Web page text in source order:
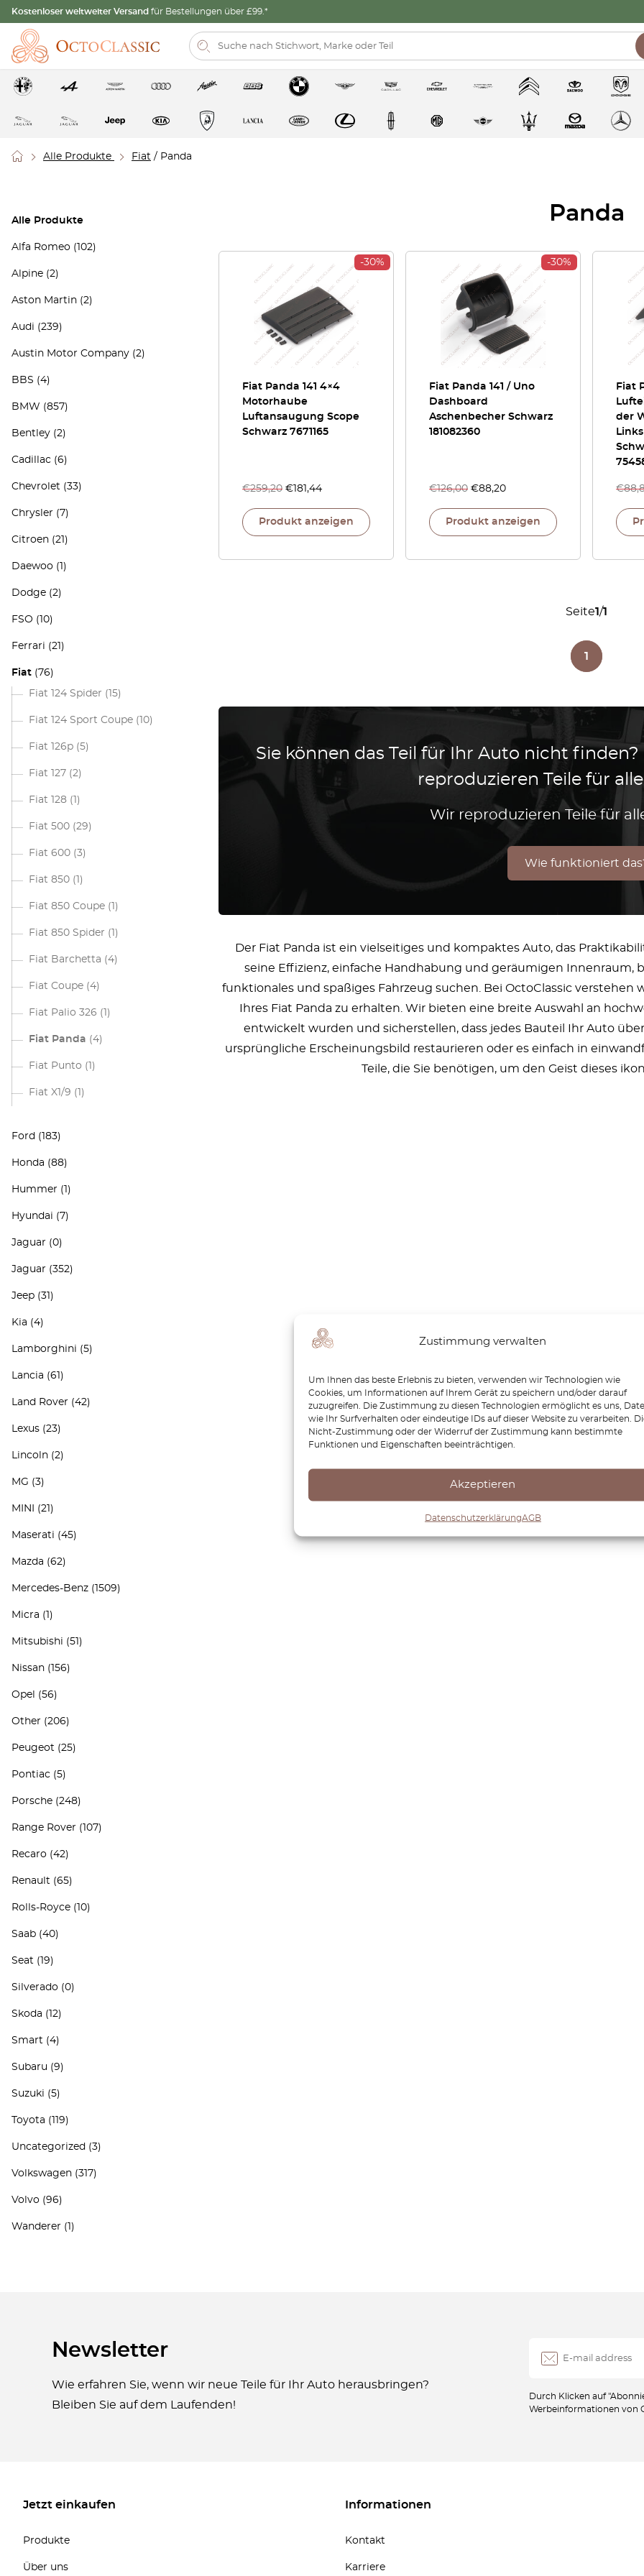
Zustimmung verwalten
Um Ihnen das beste Erlebnis zu bieten, verwenden wir Technologien wie
Cookies, um Informationen auf Ihrem Gerät zu speichern und/oder darauf
zuzugreifen. Die Zustimmung zu diesen Technologien ermöglicht es uns,
wie Ihr Surfverhalten oder eindeutige IDs auf dieser Website zu verarbeiten.
Nicht-Zustimmung oder der Widerruf der Zustimmung kann bestimmte
Funktionen und Eigenschaften beeinträchtigen.
Akzeptieren
DatenschutzerklärungAGB
Kostenloser weltweiter Versand für Bestellungen über £99.*
Alle Produkte Fiat / Panda
Alle Produkte
Alfa Romeo (102)
Alpine (2)
Aston Martin (2)
Audi (239)
Austin Motor Company (2)
BBS (4)
BMW (857)
Bentley (2)
Cadillac (6)
Chevrolet (33)
Chrysler (7)
Citroen (21)
Daewoo (1)
Dodge (2)
FSO (10)
Ferrari (21)
Fiat (76)
Fiat 124 Spider (15)
Fiat 124 Sport Coupe (10)
Fiat 126p (5)
Fiat 127 (2)
Fiat 128 (1)
Fiat 500 (29)
Fiat 600 (3)
Fiat 850 (1)
Fiat 850 Coupe (1)
Fiat 850 Spider (1)
Fiat Barchetta (4)
Fiat Coupe (4)
Fiat Palio 326 (1)
Fiat Panda (4)
Fiat Punto (1)
Fiat X1/9 (1)
Ford (183)
Honda (88)
Hummer (1)
Hyundai (7)
Jaguar (0)
Jaguar (352)
Jeep (31)
Kia (4)
Lamborghini (5)
Lancia (61)
Land Rover (42)
Lexus (23)
Lincoln (2)
MG (3)
MINI (21)
Maserati (45)
Mazda (62)
Mercedes-Benz (1509)
Micra (1)
Mitsubishi (51)
Nissan (156)
Opel (56)
Other (206)
Peugeot (25)
Pontiac (5)
Porsche (248)
Range Rover (107)
Recaro (42)
Renault (65)
Rolls-Royce (10)
Saab (40)
Seat (19)
Silverado (0)
Skoda (12)
Smart (4)
Subaru (9)
Suzuki (5)
Toyota (119)
Uncategorized (3)
Volkswagen (317)
Volvo (96)
Wanderer (1)
Panda
-30%
Fiat Panda 141 4×4
Motorhaube
Luftansaugung Scope
Schwarz 7671165
€259,20 € 181,44
Produkt anzeigen
-30%
Fiat Panda 141 / Uno
Dashboard
Aschenbecher Schwarz
181082360
€126,00 €88,20
Produkt anzeigen
Fiat
der
€
Seite1/1
1
Sie können das Teil für Ihr Auto nicht
reproduzieren Teile für
Wir reproduzieren Teile für
Wie funktioniert
Der Fiat Panda ist ein vielseitiges und kompaktes Auto, das
seine Effizienz, einfache Handhabung und geräumigen Innenraum,
funktionales und spaßiges Fahrzeug suchen. Bei OctoClassic verstehen
Ihres Fiat Panda zu erhalten. Wir bieten eine breite Auswahl an
entwickelt wurden und sicherstellen, dass jedes Bauteil Ihr Auto
ursprüngliche Erscheinungsbild restaurieren oder es einfach in
Teile, die Sie benötigen, um den Geist dieses
Newsletter
Wie erfahren Sie, wenn wir neue Teile für Ihr Auto herausbringen?
Bleiben Sie auf dem Laufenden!
Durch Klicken auf
Werbeinformationen von
Jetzt einkaufen
Produkte
Über uns
Informationen
Kontakt
Karriere